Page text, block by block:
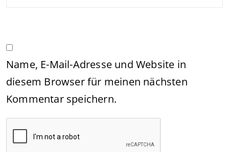
Name, E-Mail-Adresse und Website in
diesem Browser für meinen nächsten
Kommentar speichern.